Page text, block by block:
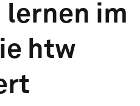
lernen im
htw